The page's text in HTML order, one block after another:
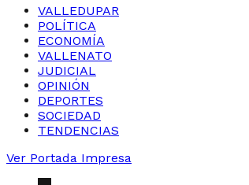
VALLEDUPAR
POLÍTICA
ECONOMÍA
VALLENATO
JUDICIAL
OPINIÓN
DEPORTES
SOCIEDAD
TENDENCIAS
Ver Portada Impresa